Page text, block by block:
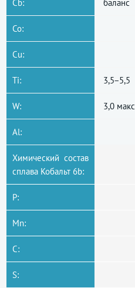
Cb: баланс
Co:
Cu:
Ti: 3,5−5,5
W: 3,0 макс
Al:
Химический состав
сплава Кобальт 6b:
P:
Mn:
C:
S: